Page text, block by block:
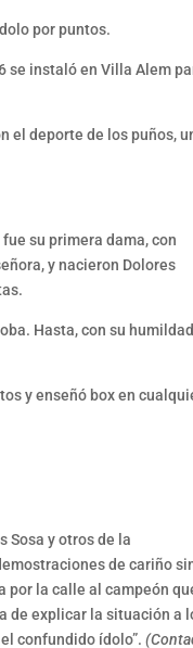
por puntos.
se instaló en Villa Alem
el deporte de los puños,
su primera dama, con
y nacieron Dolores
Hasta, con su
y enseñó box en
Sosa y otros de la
de cariño
por la calle al campeón
de explicar la situación a
confundido ídolo”.(